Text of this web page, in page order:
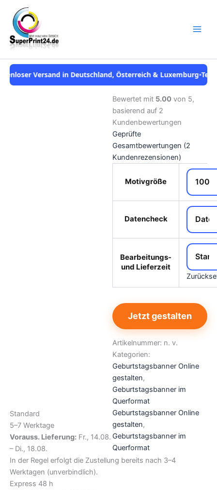
Inhalt
springen
in Deutschland, Österreich & Luxemburg• Telefonische
Bewertet mit 5.00 von 5,
basierend auf 2
Kundenbewertungen
Geprüfte
Gesamtbewertungen (2
Kundenrezensionen)
Motivgröße
Datencheck
Bearbeitungs-
und Lieferzeit
Jetzt gestalten
Artikelnummer: n. v.
Kategorien:
Geburtstagsbanner Online
gestalten,
Geburtstagsbanner im
Querformat
Geburtstagsbanner Online
gestalten,
Geburtstagsbanner im
Querformat
Standard
5–7 Werktage
Vorauss. Lieferung: Fr., 14.08.
– Di., 18.08.
In der Regel erfolgt die Zustellung bereits nach 3–4
Werktagen (unverbindlich).
Express 48 h